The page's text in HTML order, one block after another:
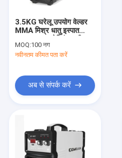
कारखाना भ्रमण
संपर्क करें
एक उद्धरण का अनुरोध करें
मिग एमएमए वेल्डर
3.5KG घरेलू उपयोग वेल्डर
MMA मिश्र धातु इस्पात
MOQ:100 नग
नवीनतम कीमत पता करें
अब से संपर्क करें